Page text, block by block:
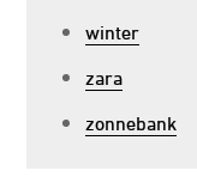
winter
zara
zonnebank